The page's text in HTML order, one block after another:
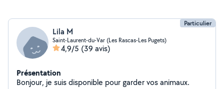
Particulier
Lila M
Saint-Laurent-du-Var (Les Rascas-Les Pugets)
4,9/5 (39 avis)
Présentation
Bonjour, je suis disponible pour garder vos animaux.